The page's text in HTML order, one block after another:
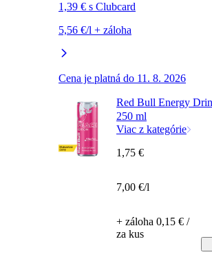
1,39 € s Clubcard
5,56 €/l + záloha
Cena je platná do 11. 8. 2026
Red Bull Energy
250 ml
Viac z kategórie
1,75 €
7,00 €/l
+ záloha 0,15 € /
za kus